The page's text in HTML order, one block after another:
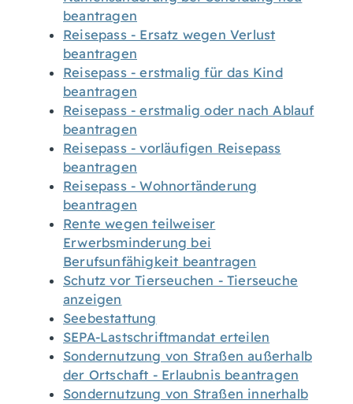
beantragen
Reisepass - Ersatz wegen Verlust
beantragen
Reisepass - erstmalig für das Kind
beantragen
Reisepass - erstmalig oder nach Ablauf
beantragen
Reisepass - vorläufigen Reisepass
beantragen
Reisepass - Wohnortänderung
beantragen
Rente wegen teilweiser
Erwerbsminderung bei
Berufsunfähigkeit beantragen
Schutz vor Tierseuchen - Tierseuche
anzeigen
Seebestattung
SEPA-Lastschriftmandat erteilen
Sondernutzung von Straßen außerhalb
der Ortschaft - Erlaubnis beantragen
Sondernutzung von Straßen innerhalb